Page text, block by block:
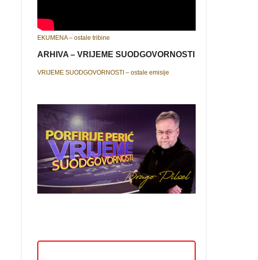
EKUMENA – ostale tribine
ARHIVA – VRIJEME SUODGOVORNOSTI
VRIJEME SUODGOVORNOSTI – ostale emisije